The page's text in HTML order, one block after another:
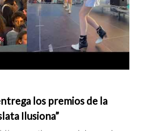
los premios de la
Ilusiona”